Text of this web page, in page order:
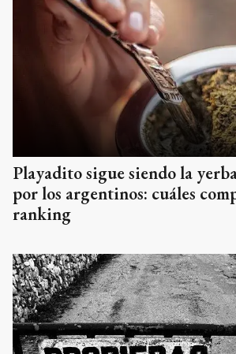
Playadito sigue siendo la
por los argentinos: cuáles
ranking